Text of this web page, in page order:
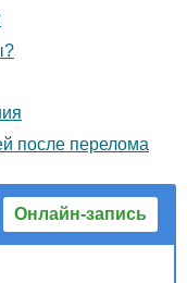
после перелома
Онлайн-запись